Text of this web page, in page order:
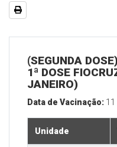
(SEGUNDA
1ª DOSE
JANEIRO)
Data de Vacinação:
Unidade